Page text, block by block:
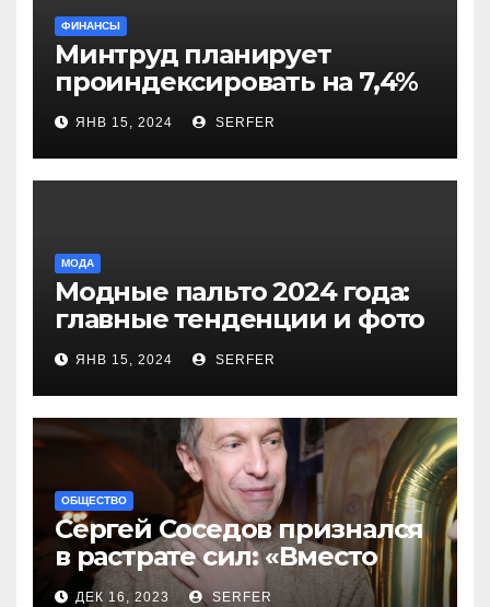
ФИНАНСЫ
Минтруд планирует
проиндексировать на 7,4%
более 40 выплат и
компенсаций
ЯНВ 15, 2024 SERFER
МОДА
Модные пальто 2024 года:
главные тенденции и фото
новинок
ЯНВ 15, 2024 SERFER
ОБЩЕСТВО
Сергей Соседов признался
в растрате сил: «Вместо
меня взяли Пригожина»
ДЕК 16, 2023 SERFER